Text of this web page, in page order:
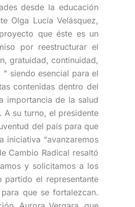
desde la educación
Olga Lucía Velásquez,
que éste es un
por reestructurar el
gratuidad, continuidad,
siendo esencial para el
contenidas dentro del
importancia de la salud
su turno, el presidente
del país para que
iniciativa “avanzaremos
Cambio Radical resaltó
y solicitamos a los
partido el representante
que se fortalezcan.